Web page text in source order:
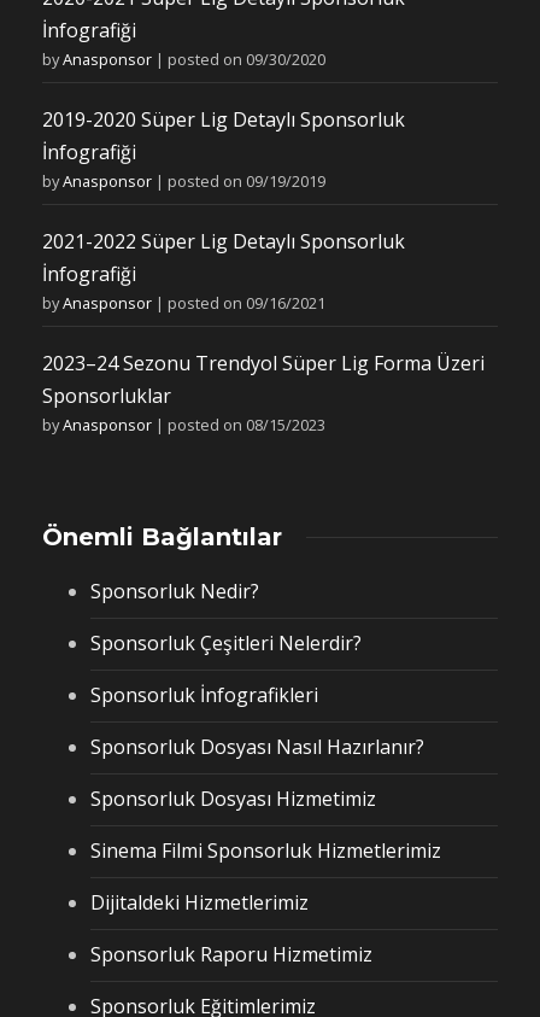
İnfografiği
byAnasponsor | posted on 09/30/2020
2019-2020 Süper Lig Detaylı Sponsorluk
İnfografiği
byAnasponsor | posted on 09/19/2019
2021-2022 Süper Lig Detaylı Sponsorluk
İnfografiği
byAnasponsor | posted on 09/16/2021
2023–24 Sezonu Trendyol Süper Lig Forma Üzeri
Sponsorluklar
byAnasponsor | posted on 08/15/2023
Önemli Bağlantılar
Sponsorluk Nedir?
Sponsorluk Çeşitleri Nelerdir?
Sponsorluk İnfografikleri
Sponsorluk Dosyası Nasıl Hazırlanır?
Sponsorluk Dosyası Hizmetimiz
Sinema Filmi Sponsorluk Hizmetlerimiz
Dijitaldeki Hizmetlerimiz
Sponsorluk Raporu Hizmetimiz
Sponsorluk Eğitimlerimiz